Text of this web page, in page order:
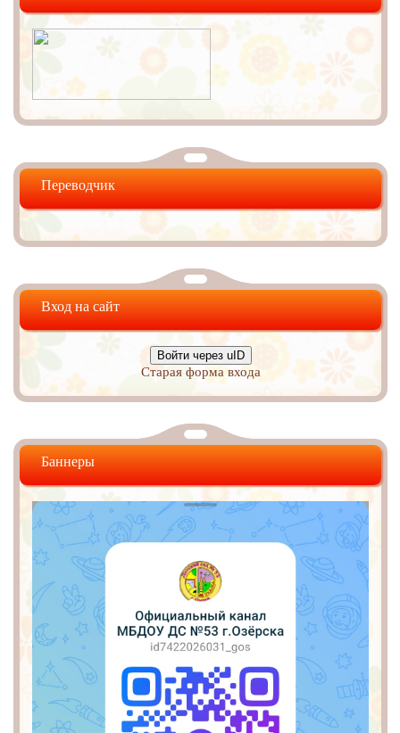
Переводчик
Вход на сайт
Войти через uID
Старая форма входа
Баннеры